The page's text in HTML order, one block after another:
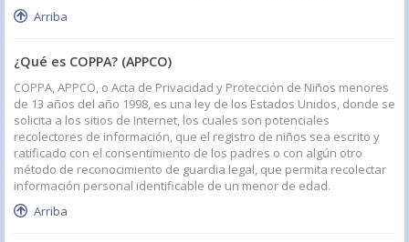
Arriba
¿Qué es COPPA? (APPCO)
COPPA, APPCO, o Acta de Privacidad y Protección de Niños menores
de 13 años del año 1998, es una ley de los Estados Unidos, donde se
solicita a los sitios de Internet, los cuales son potenciales
recolectores de información, que el registro de niños sea escrito y
ratificado con el consentimiento de los padres o con algún otro
método de reconocimiento de guardia legal, que permita recolectar
información personal identificable de un menor de edad.
Arriba